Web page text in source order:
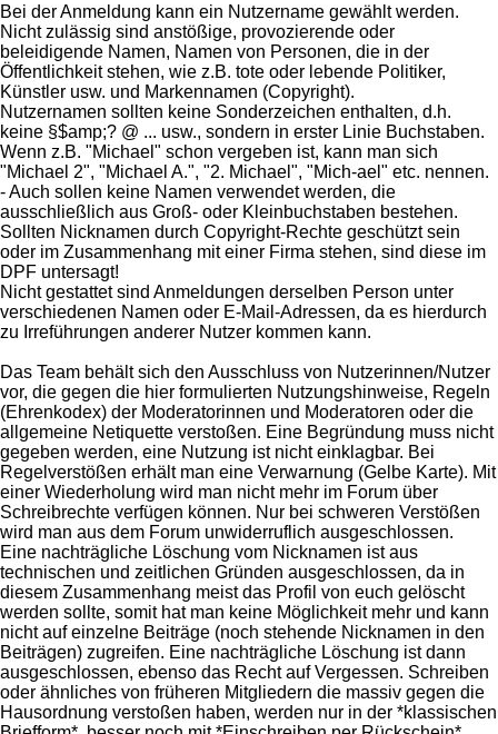
Bei der Anmeldung kann ein Nutzername gewählt werden.
Nicht zulässig sind anstößige, provozierende oder
beleidigende Namen, Namen von Personen, die in der
Öffentlichkeit stehen, wie z.B. tote oder lebende Politiker,
Künstler usw. und Markennamen (Copyright).
Nutzernamen sollten keine Sonderzeichen enthalten, d.h.
keine §$amp;? @ ... usw., sondern in erster Linie Buchstaben.
Wenn z.B. "Michael" schon vergeben ist, kann man sich
"Michael 2", "Michael A.", "2. Michael", "Mich-ael" etc. nennen.
- Auch sollen keine Namen verwendet werden, die
ausschließlich aus Groß- oder Kleinbuchstaben bestehen.
Sollten Nicknamen durch Copyright-Rechte geschützt sein
oder im Zusammenhang mit einer Firma stehen, sind diese im
DPF untersagt!
Nicht gestattet sind Anmeldungen derselben Person unter
verschiedenen Namen oder E-Mail-Adressen, da es hierdurch
zu Irreführungen anderer Nutzer kommen kann.
Das Team behält sich den Ausschluss von Nutzerinnen/Nutzer
vor, die gegen die hier formulierten Nutzungshinweise, Regeln
(Ehrenkodex) der Moderatorinnen und Moderatoren oder die
allgemeine Netiquette verstoßen. Eine Begründung muss nicht
gegeben werden, eine Nutzung ist nicht einklagbar. Bei
Regelverstößen erhält man eine Verwarnung (Gelbe Karte). Mit
einer Wiederholung wird man nicht mehr im Forum über
Schreibrechte verfügen können. Nur bei schweren Verstößen
wird man aus dem Forum unwiderruflich ausgeschlossen.
Eine nachträgliche Löschung vom Nicknamen ist aus
technischen und zeitlichen Gründen ausgeschlossen, da in
diesem Zusammenhang meist das Profil von euch gelöscht
werden sollte, somit hat man keine Möglichkeit mehr und kann
nicht auf einzelne Beiträge (noch stehende Nicknamen in den
Beiträgen) zugreifen. Eine nachträgliche Löschung ist dann
ausgeschlossen, ebenso das Recht auf Vergessen. Schreiben
oder ähnliches von früheren Mitgliedern die massiv gegen die
Hausordnung verstoßen haben, werden nur in der *klassischen